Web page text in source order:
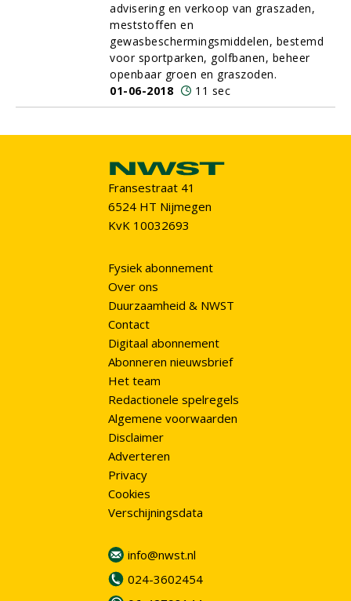
advisering en verkoop van graszaden,
meststoffen en
gewasbeschermingsmiddelen, bestemd
voor sportparken, golfbanen, beheer
openbaar groen en graszoden.
01-06-2018
11 sec
Fransestraat 41
6524 HT Nijmegen
KvK 10032693
Fysiek abonnement
Over ons
Duurzaamheid & NWST
Contact
Digitaal abonnement
Abonneren nieuwsbrief
Het team
Redactionele spelregels
Algemene voorwaarden
Disclaimer
Adverteren
Privacy
Cookies
Verschijningsdata
info@nwst.nl
024-3602454